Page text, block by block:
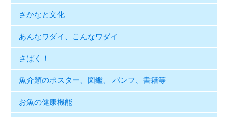
さかなと文化
あんなワダイ、こんなワダイ
さばく！
魚介類のポスター、図鑑、 パンフ、書籍等
お魚の健康機能